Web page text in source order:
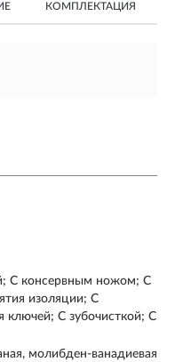
КОМПЛЕКТАЦИЯ
С консервным ножом; С
изоляции; С
С зубочисткой; С
молибден-ванадиевая